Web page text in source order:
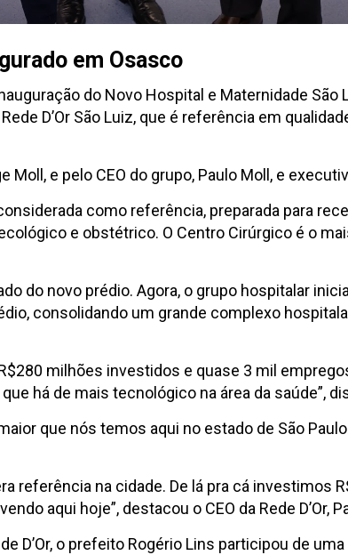
em Osasco
do Novo Hospital e Maternidade São
D’Or São Luiz, que é referência em
Moll, e pelo CEO do grupo, Paulo Moll, e
como referência, preparada para
e obstétrico. O Centro Cirúrgico é o
do novo prédio. Agora, o grupo hospitalar
consolidando um grande complexo
milhões investidos e quase 3 mil
há de mais tecnológico na área da saúde”,
que nós temos aqui no estado de São
referência na cidade. De lá pra cá investimos
aqui hoje”, destacou o CEO da Rede D’Or,
D’Or, o prefeito Rogério Lins participou de